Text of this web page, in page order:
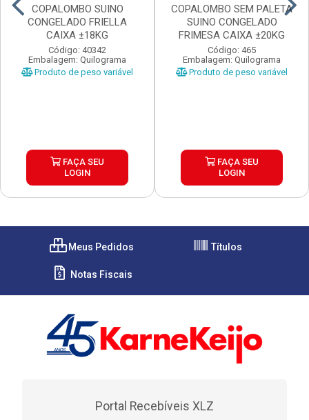
COPALOMBO SUINO
CONGELADO FRIELLA
CAIXA ±18KG
Código: 40342
Embalagem: Quilograma
Produto de peso variável
FAÇA SEU
LOGIN
COPALOMBO SEM PALETA
SUINO CONGELADO
FRIMESA CAIXA ±20KG
Código: 465
Embalagem: Quilograma
Produto de peso variável
FAÇA SEU
LOGIN
Meus Pedidos Títulos
Notas Fiscais
Portal Recebíveis XLZ